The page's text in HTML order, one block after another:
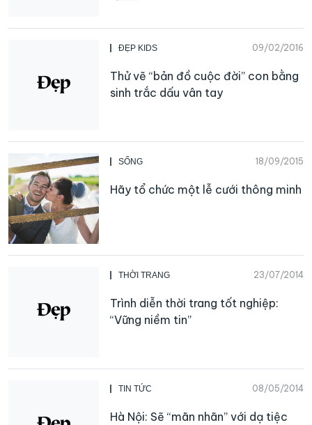
ĐẸP KIDS 09/02/2016
Thử vẽ “bản đồ cuộc đời” con bằng
sinh trắc dấu vân tay
SỐNG 18/09/2015
Hãy tổ chức một lễ cưới thông minh
THỜI TRANG 23/07/2014
Trình diễn thời trang tốt nghiệp:
“Vững niềm tin”
TIN TỨC 08/05/2014
Hà Nội: Sẽ “mãn nhãn” với dạ tiệc